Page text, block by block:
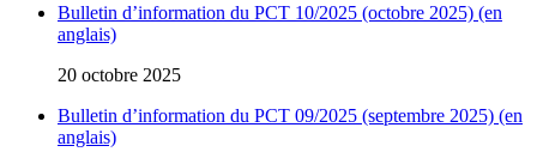
Bulletin d’information du PCT 10/2025 (octobre 2025) (en
anglais)
20 octobre 2025
Bulletin d’information du PCT 09/2025 (septembre 2025) (en
anglais)